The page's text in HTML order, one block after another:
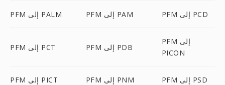
PFM إلى PALM PFM إلى PAM PFM إلى PCD
PFM إلى PCT PFM إلى PDB
PFM إلى
PICON
PFM إلى PICT PFM إلى PNM PFM إلى PSD